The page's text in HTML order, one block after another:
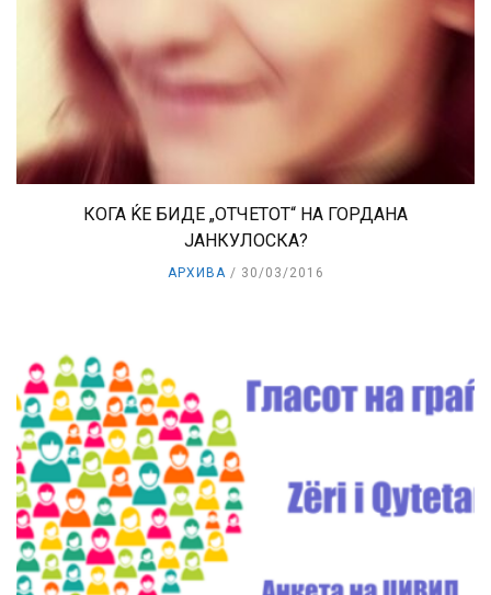
КОГА ЌЕ БИДЕ „ОТЧЕТОТ“ НА ГОРДАНА
ЈАНКУЛОСКА?
АРХИВА 30/03/2016